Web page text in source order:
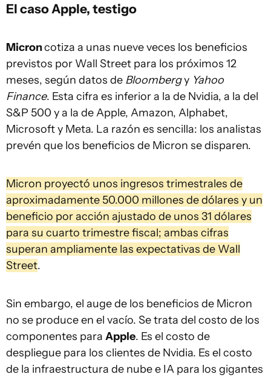
El caso Apple, testigo
Microncotiza a unas nueve veces los beneficios
previstos por Wall Street para los próximos 12
meses, según datos de Bloombergy Yahoo
Finance. Esta cifra es inferior a la de Nvidia, a la del
S&P 500 y a la de Apple, Amazon, Alphabet,
Microsoft y Meta. La razón es sencilla: los analistas
prevén que los beneficios de Micron se disparen.
Micron proyectó unos ingresos trimestrales de
aproximadamente 50.000 millones de dólares y un
beneficio por acción ajustado de unos 31 dólares
para su cuarto trimestre fiscal; ambas cifras
superan ampliamente las expectativas de Wall
Street.
Sin embargo, el auge de los beneficios de Micron
no se produce en el vacío. Se trata del costo de los
componentes para Apple. Es el costo de
despliegue para los clientes de Nvidia. Es el costo
de la infraestructura de nube e IA para los gigantes